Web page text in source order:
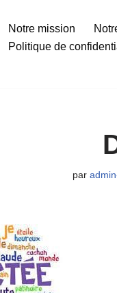
Notre mission
Politique de
par